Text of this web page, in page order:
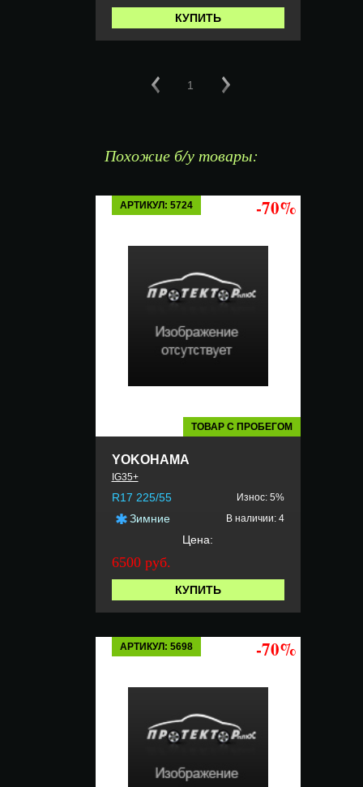
КУПИТЬ
1
Похожие б/у товары:
АРТИКУЛ: 5724 -70%
ТОВАР С ПРОБЕГОМ
YOKOHAMA
IG35+
R17 225/55 Износ: 5%
Зимние В наличии: 4
Цена:
6500 руб.
КУПИТЬ
АРТИКУЛ: 5698 -70%